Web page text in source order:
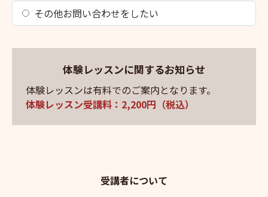
その他お問い合わせをしたい
体験レッスンに関するお知らせ
体験レッスンは有料でのご案内となります。
体験レッスン受講料：2,200円（税込）
受講者について